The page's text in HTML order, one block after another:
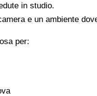
in studio.
e un ambiente
per: